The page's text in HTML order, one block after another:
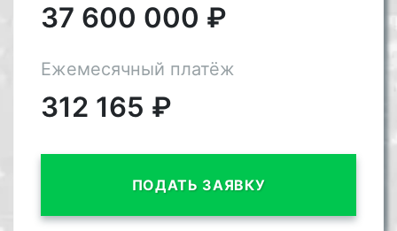
37 600 000 ₽
Ежемесячный платёж
312 165 ₽
ПОДАТЬ ЗАЯВКУ